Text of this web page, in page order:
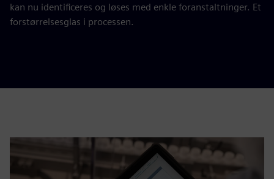
kan nu identificeres og løses med enkle foranstaltninger. Et
forstørrelsesglas i processen.